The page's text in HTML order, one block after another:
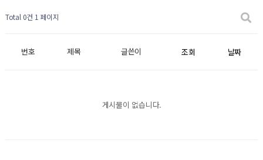
Total 0건 1 페이지
번호 제목 글쓴이 조회 날짜
게시물이 없습니다.